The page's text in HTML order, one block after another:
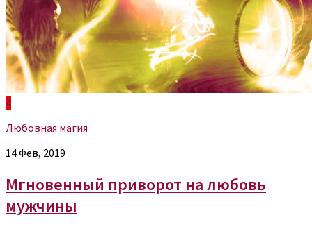
4
Любовная магия
14 Фев, 2019
Мгновенный приворот на любовь
мужчины